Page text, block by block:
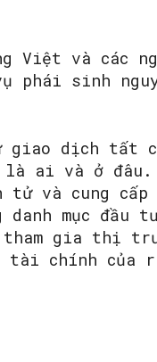
Việt và các
phái sinh
giao dịch tất
ai và ở đâu.
và cung cấp
mục đầu
tham gia thị
tài chính của